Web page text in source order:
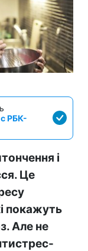
РБК-
і
Це
покажуть
Але не